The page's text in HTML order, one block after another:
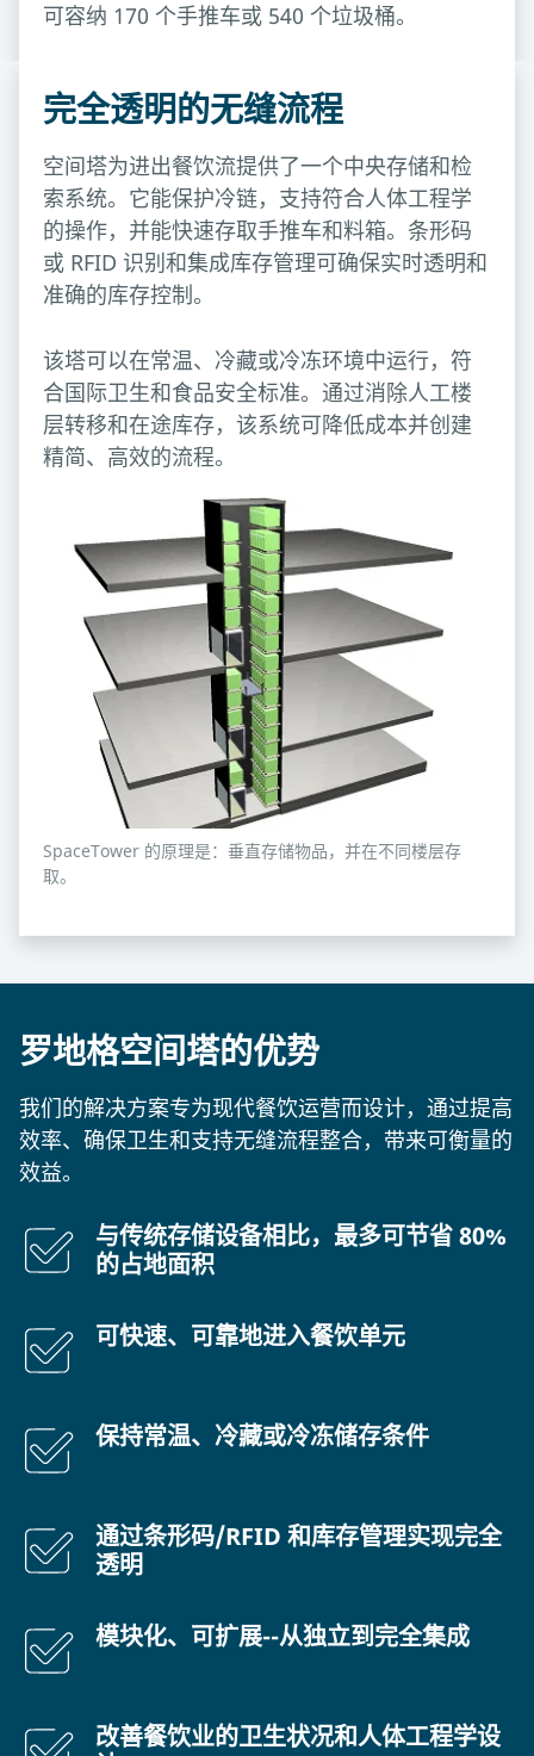
可容纳 170 个手推车或 540 个垃圾桶。
完全透明的无缝流程
空间塔为进出餐饮流提供了一个中央存储和检
索系统。它能保护冷链，支持符合人体工程学
的操作，并能快速存取手推车和料箱。条形码
或 RFID 识别和集成库存管理可确保实时透明和
准确的库存控制。
该塔可以在常温、冷藏或冷冻环境中运行，符
合国际卫生和食品安全标准。通过消除人工楼
层转移和在途库存，该系统可降低成本并创建
精简、高效的流程。
SpaceTower 的原理是：垂直存储物品，并在不同楼层存
取。
罗地格空间塔的优势
我们的解决方案专为现代餐饮运营而设计，通过提高
效率、确保卫生和支持无缝流程整合，带来可衡量的
效益。
与传统存储设备相比，最多可节省 80%
的占地面积
可快速、可靠地进入餐饮单元
保持常温、冷藏或冷冻储存条件
通过条形码/RFID 和库存管理实现完全
透明
模块化、可扩展--从独立到完全集成
改善餐饮业的卫生状况和人体工程学设